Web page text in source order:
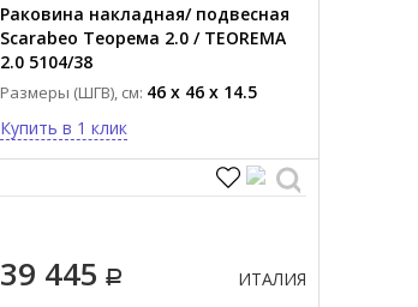
Раковина накладная/ подвесная
Scarabeo Теорема 2.0 / TEOREMA
2.0 5104/38
Размеры (ШГВ), см: 46 x 46 x 14.5
Купить в 1 клик
39 445
ИТАЛИЯ